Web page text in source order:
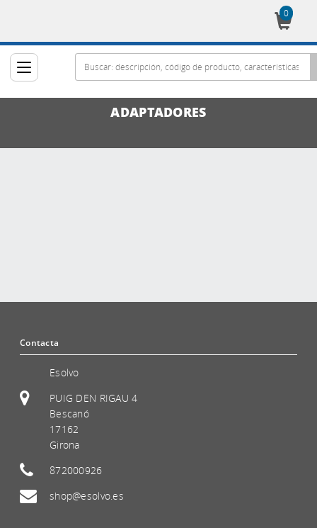
0
ADAPTADORES
Contacta
Esolvo
PUIG DEN RIGAU 4
Bescanó
17162
Girona
872000926
shop@esolvo.es